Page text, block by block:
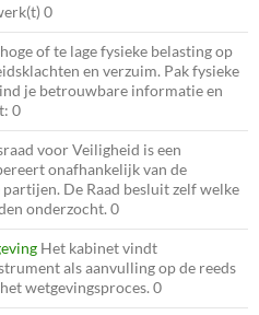
0
of te lage fysieke belasting op
en verzuim. Pak fysieke
je betrouwbare informatie en
0
voor Veiligheid is een
onafhankelijk van de
De Raad besluit zelf welke
onderzocht. 0
Het kabinet vindt
als aanvulling op de reeds
wetgevingsproces. 0